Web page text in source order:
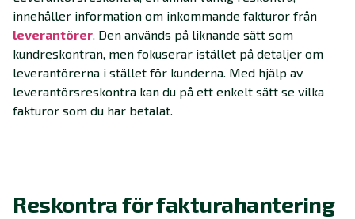
innehåller information om inkommande fakturor från
leverantörer. Den används på liknande sätt som
kundreskontran, men fokuserar istället på detaljer om
leverantörerna i stället för kunderna. Med hjälp av
leverantörsreskontra kan du på ett enkelt sätt se vilka
fakturor som du har betalat.
Reskontra för fakturahantering